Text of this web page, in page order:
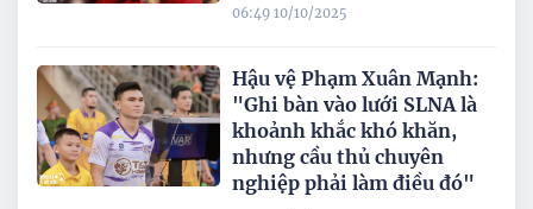
06:49 10/10/2025
Hậu vệ Phạm Xuân Mạnh:
"Ghi bàn vào lưới SLNA là
khoảnh khắc khó khăn,
nhưng cầu thủ chuyên
nghiệp phải làm điều đó"